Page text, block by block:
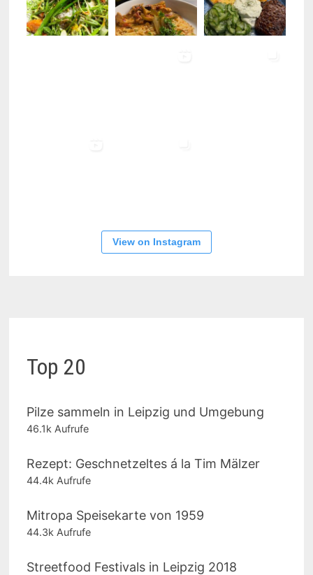
View on Instagram
Top 20
Pilze sammeln in Leipzig und Umgebung
46.1k Aufrufe
Rezept: Geschnetzeltes á la Tim Mälzer
44.4k Aufrufe
Mitropa Speisekarte von 1959
44.3k Aufrufe
Streetfood Festivals in Leipzig 2018